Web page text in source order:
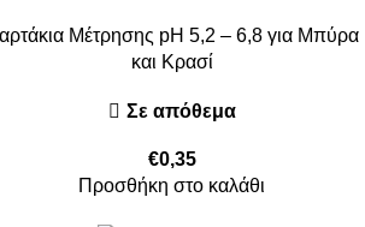
Μέτρησης pH 5,2 – 6,8 για Μπύρα
και Κρασί
Σε απόθεμα
€0,35
Προσθήκη στο καλάθι